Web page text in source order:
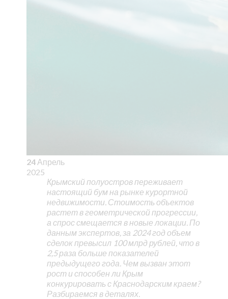
24 Апрель
2025
Крымский полуостров переживает
настоящий бум на рынке курортной
недвижимости. Стоимость объектов
растет в геометрической прогрессии,
а спрос смещается в новые локации. По
данным экспертов, за 2024 год объем
сделок превысил 100 млрд рублей, что в
2,5 раза больше показателей
предыдущего года. Чем вызван этот
рост и способен ли Крым
конкурировать с Краснодарским краем?
Разбираемся в деталях.